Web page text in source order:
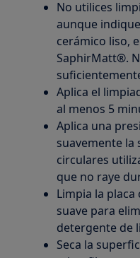
No utilices
aunque
cerámico liso,
SaphirMatt®.
Aplica el
al menos 5
Aplica una
suavemente
circulares
que no raye
Limpia la
suave para
detergente de
Seca la